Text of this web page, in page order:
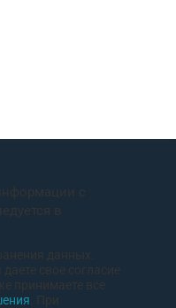
с
в
данных.
свое согласие
принимаете все
. При